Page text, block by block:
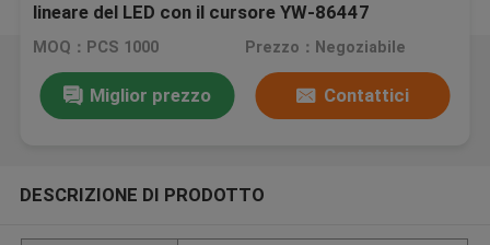
lineare del LED con il cursore YW-86447
MOQ：PCS 1000 Prezzo：Negoziabile
Miglior prezzo Contattici
DESCRIZIONE DI PRODOTTO